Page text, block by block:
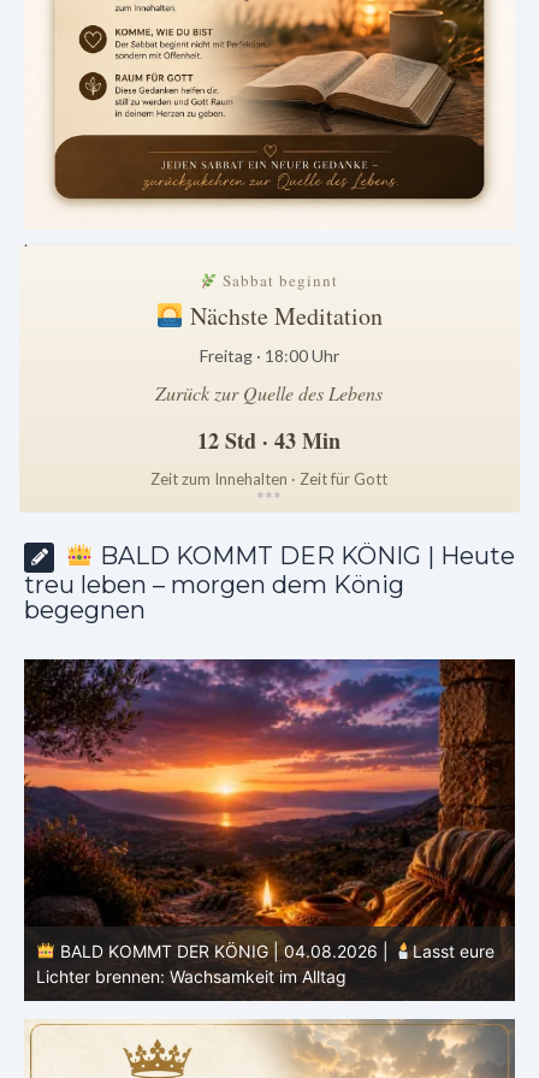
.
Sabbat beginnt
Nächste Meditation
Freitag · 18:00 Uhr
Zurück zur Quelle des Lebens
12 Std · 43 Min
Zeit zum Innehalten · Zeit für Gott
***
BALD KOMMT DER KÖNIG | Heute
treu leben – morgen dem König
begegnen
BALD KOMMT DER KÖNIG | 04.08.2026 |
Lasst eure
Lichter brennen: Wachsamkeit im Alltag